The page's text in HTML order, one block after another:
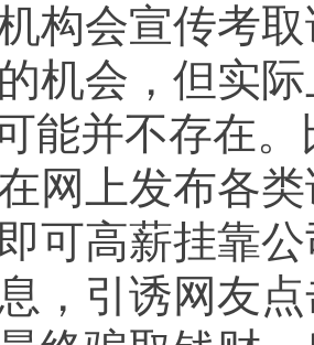
构会宣传考
机会，但实
能并不存在
网上发布各
可高薪挂靠
，引诱网友